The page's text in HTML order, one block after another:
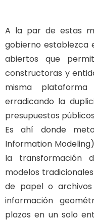
A la par de estas
gobierno establezca
abiertos que
constructoras y
misma
erradicando la
presupuestos
Es ahí donde
Information
la transformación
modelos
de papel o archivos
información
plazos en un solo